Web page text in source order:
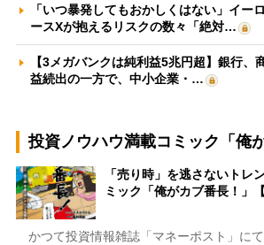
「いつ暴発してもおかしくはない」イー
ースXが抱えるリスクの数々「絶対…
【3メガバンクは純利益5兆円超】銀行、
益続出の一方で、中小企業・…
投資ノウハウ満載コミック「俺
「売り時」を逃さないト
ミック「俺がカブ番長！」
かつて投資情報雑誌「マネーポスト」に